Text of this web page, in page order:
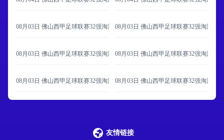
08月03日 佛山西甲足球联赛32强淘汰赛 广东客家青年 VS 广州英华思力U17 全
08月03日 佛山西甲足球联赛32强淘汰赛
08月03日 佛山西甲足球联赛32强淘汰赛 大塘控股 VS 茂名市点都得 全场录像
08月03日 佛山西甲足球联赛32强淘汰赛
08月03日 佛山西甲足球联赛32强淘汰赛 广州蜀地红 VS 广州戴拿模 全场录像
08月03日 佛山西甲足球联赛32强淘汰赛
友情链接